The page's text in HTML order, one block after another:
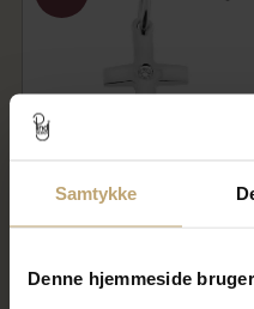
Samtykke
Denne hjemmeside
Vedhæng kors, brill. 0,03 w/vs.
11*18 mm., massivt 14 kt. hvg.
5.765,00 kr